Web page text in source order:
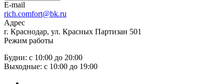
E-mail
rich.comfort@bk.ru
Адрес
г. Краснодар, ул. Красных Партизан 501
Режим работы
Будни: с 10:00 до 20:00
Выходные: с 10:00 до 19:00